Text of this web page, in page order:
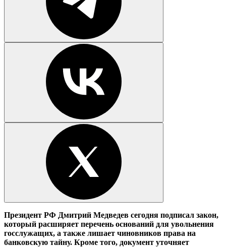
Президент РФ Дмитрий Медведев сегодня подписал закон,
который расширяет перечень оснований для увольнения
госслужащих, а также лишает чиновников права на
банковскую тайну. Кроме того, документ уточняет